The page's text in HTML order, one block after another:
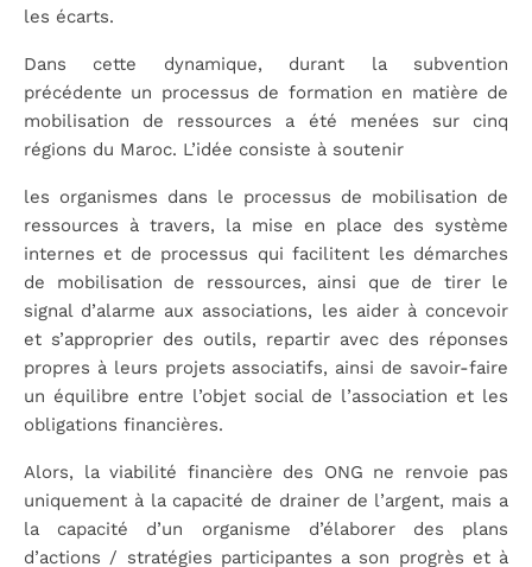
les écarts.
Dans cette dynamique, durant la subvention
précédente un processus de formation en matière de
mobilisation de ressources a été menées sur cinq
régions du Maroc. L’idée consiste à soutenir
les organismes dans le processus de mobilisation de
ressources à travers, la mise en place des système
internes et de processus qui facilitent les démarches
de mobilisation de ressources, ainsi que de tirer le
signal d’alarme aux associations, les aider à concevoir
et s’approprier des outils, repartir avec des réponses
propres à leurs projets associatifs, ainsi de savoir-faire
un équilibre entre l’objet social de l’association et les
obligations financières.
Alors, la viabilité financière des ONG ne renvoie pas
uniquement à la capacité de drainer de l’argent, mais a
la capacité d’un organisme d’élaborer des plans
d’actions / stratégies participantes a son progrès et à